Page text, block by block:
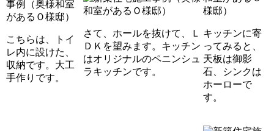
こちらは、トイ
レ内に設けた、
収納です。大工
手作りです。
さて、ホールを抜けて、Ｌ
ＤＫを望みます。キッチン
はオリジナルのペニンシュ
ラキッチンです。
キッチンに寄
ってみると、
天板は御影
石、シンクは
ホーローで
す。